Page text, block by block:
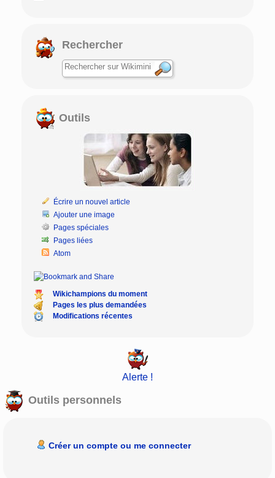
Rechercher
Outils
Écrire un nouvel article
Ajouter une image
Pages spéciales
Pages liées
Atom
Wikichampions du moment
Pages les plus demandées
Modifications récentes
Alerte !
Outils personnels
Créer un compte ou me connecter